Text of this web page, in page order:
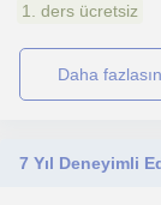
1. ders ücretsiz
daha